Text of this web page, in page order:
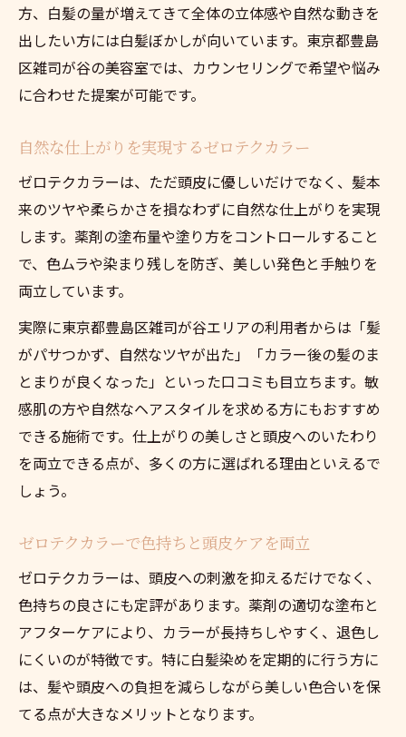
方、白髪の量が増えてきて全体の立体感や自然な動きを
出したい方には白髪ぼかしが向いています。東京都豊島
区雑司が谷の美容室では、カウンセリングで希望や悩み
に合わせた提案が可能です。
自然な仕上がりを実現するゼロテクカラー
ゼロテクカラーは、ただ頭皮に優しいだけでなく、髪本
来のツヤや柔らかさを損なわずに自然な仕上がりを実現
します。薬剤の塗布量や塗り方をコントロールすること
で、色ムラや染まり残しを防ぎ、美しい発色と手触りを
両立しています。
実際に東京都豊島区雑司が谷エリアの利用者からは「髪
がパサつかず、自然なツヤが出た」「カラー後の髪のま
とまりが良くなった」といった口コミも目立ちます。敏
感肌の方や自然なヘアスタイルを求める方にもおすすめ
できる施術です。仕上がりの美しさと頭皮へのいたわり
を両立できる点が、多くの方に選ばれる理由といえるで
しょう。
ゼロテクカラーで色持ちと頭皮ケアを両立
ゼロテクカラーは、頭皮への刺激を抑えるだけでなく、
色持ちの良さにも定評があります。薬剤の適切な塗布と
アフターケアにより、カラーが長持ちしやすく、退色し
にくいのが特徴です。特に白髪染めを定期的に行う方に
は、髪や頭皮への負担を減らしながら美しい色合いを保
てる点が大きなメリットとなります。